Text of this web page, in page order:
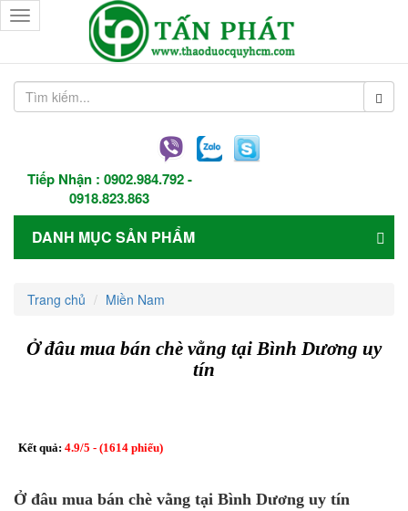
Tiếp Nhận : 0902.984.792-
0918.823.863
Toggle
navigation
DANH MỤC SẢN PHẨM
Trang chủ Miền Nam
Ở đâu mua bán chè vằng tại Bình Dương uy
tín
Kết quả: 4.9/5 - (1614 phiếu)
Ở đâu mua bán chè vằng tại Bình Dương uy tín